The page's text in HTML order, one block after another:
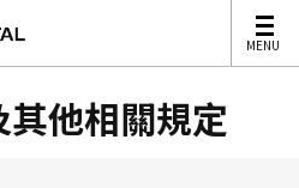
MENU
MENU
他相關規定